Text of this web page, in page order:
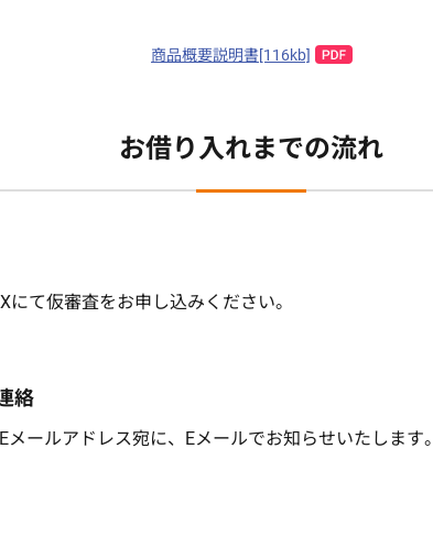
商品概要説明書[116kb]
お借り入れまでの流れ
にて仮審査をお申し込みください。
絡
メールアドレス宛に、Eメールでお知らせいたします。